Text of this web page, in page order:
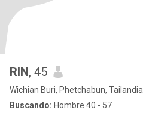
RIN, 45
Wichian Buri, Phetchabun, Tailandia
Buscando: Hombre 40 - 57